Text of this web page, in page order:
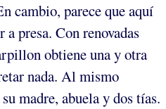
cambio, parece que aquí
a presa. Con renovadas
obtiene una y otra
nada. Al mismo
madre, abuela y dos tías.